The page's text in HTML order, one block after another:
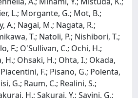
L.; Morgante, G.; Mot, B.;
A.; Nagai, M.; Nagata, R.;
T.; Natoli, P.; Nishibori, T.;
F.; O'Sullivan, C.; Ochi, H.;
H.; Ohsaki, H.; Ohta, I.; Okada,
F.; Pisano, G.; Polenta,
G.; Raum, C.; Realini, S.;
H.; Sakurai, Y.; Savini, G.;